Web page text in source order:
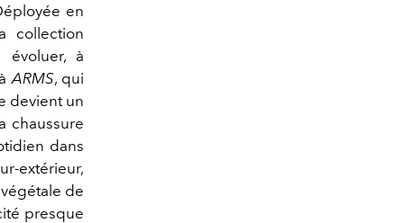
en
collection
évoluer, à
ARMS, qui
devient un
chaussure
dans
extérieur,
de
presque